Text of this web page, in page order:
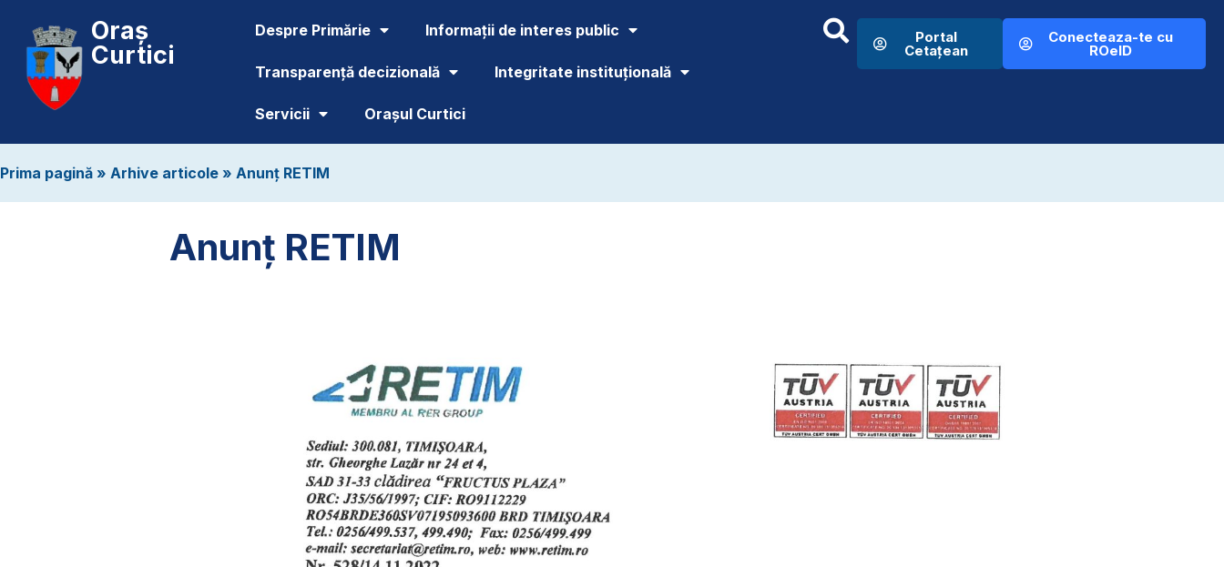
Oraș
Curtici
Despre Primărie Informații de interes public
Transparență decizională Integritate instituțională
Servicii Orașul Curtici
Portal
Cetațean
Conecteaza-te cu
ROeID
Prima pagină » Arhive articole » Anunț RETIM
Anunț RETIM